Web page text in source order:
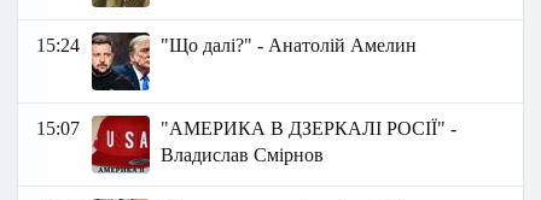
15:24 "Що далі?" - Анатолій Амелин
15:07
"АМЕРИКА В ДЗЕРКАЛІ РОСІЇ" -
Владислав Смірнов